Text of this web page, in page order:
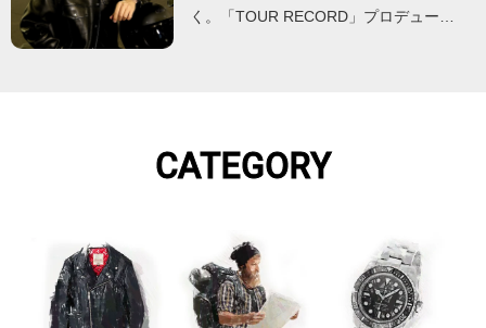
く。「TOUR RECORD」プロデュー…
CATEGORY